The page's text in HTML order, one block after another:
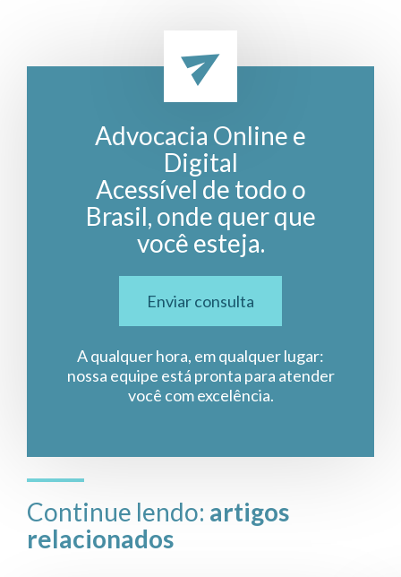
Advocacia Online e
Digital
Acessível de todo o
Brasil, onde quer que
você esteja.
Enviar consulta
A qualquer hora, em qualquer lugar:
nossa equipe está pronta para atender
você com excelência.
Continue lendo: artigos
relacionados